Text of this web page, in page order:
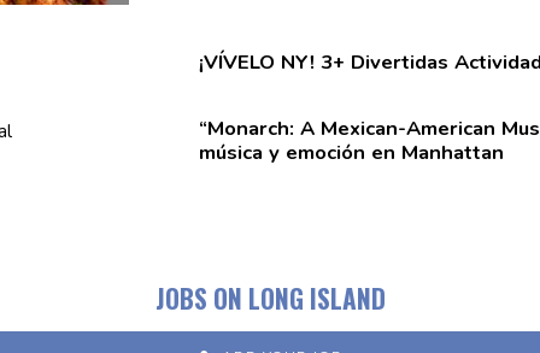
¡VÍVELO NY! 3+ Divertidas
“Monarch: A Mexican-American
música y emoción en Manhattan
JOBS ON LONG ISLAND